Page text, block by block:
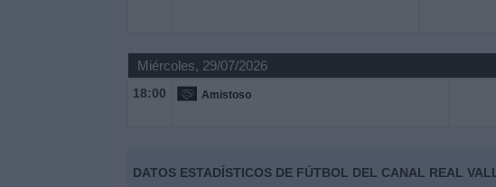
Miércoles, 29/07/2026
18:00 Amistoso
DATOS ESTADÍSTICOS DE FÚTBOL DEL CANAL REAL